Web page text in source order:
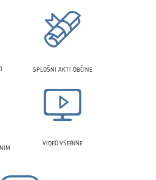
SPLOŠNI AKTI OBČINE
VIDEO VSEBINE